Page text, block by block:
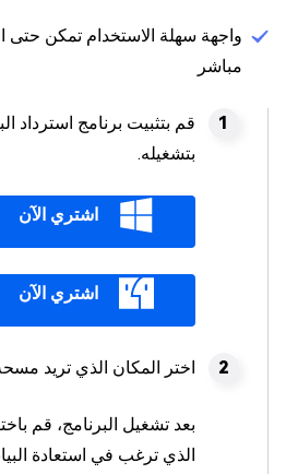
واجهة سهلة الاستخدام تمكن حتى
مباشر
بتشغيله.
اشتري الآن
اشتري الآن
اختر المكان الذي تريد
بعد تشغيل البرنامج، قم
الذي ترغب في استعادة